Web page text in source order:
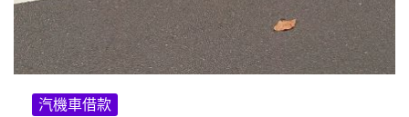
汽機車借款